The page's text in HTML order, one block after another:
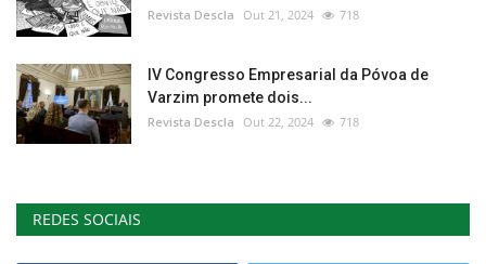
Revista Descla Out 21, 2024 718
IV Congresso Empresarial da Póvoa de
Varzim promete dois...
Revista Descla Out 22, 2024 718
REDES SOCIAIS